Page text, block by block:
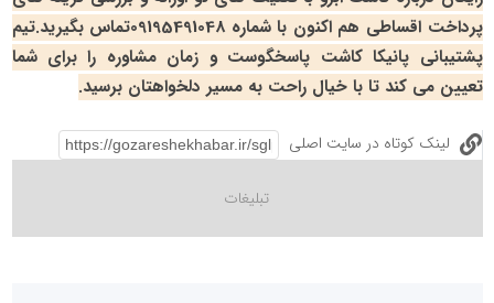
پرداخت اقساطی هم اکنون با شماره 09195491048تماس بگیرید.تیم
پشتیبانی پانیکا کاشت پاسخگوست و زمان مشاوره را برای شما
تعیین می کند تا با خیال راحت به مسیر دلخواهتان برسید.
لینک کوتاه در سایت اصلی